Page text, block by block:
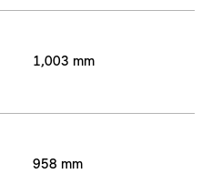
1,003 mm
958 mm